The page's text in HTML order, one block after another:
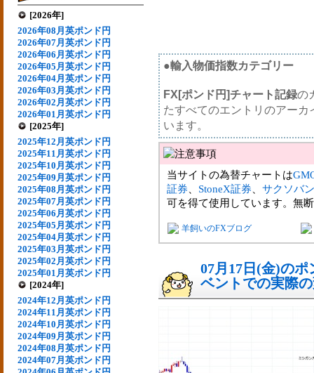
[2026年]
2026年08月英ポンド円
2026年07月英ポンド円
2026年06月英ポンド円
2026年05月英ポンド円
2026年04月英ポンド円
2026年03月英ポンド円
2026年02月英ポンド円
2026年01月英ポンド円
[2025年]
2025年12月英ポンド円
2025年11月英ポンド円
2025年10月英ポンド円
2025年09月英ポンド円
2025年08月英ポンド円
2025年07月英ポンド円
2025年06月英ポンド円
2025年05月英ポンド円
2025年04月英ポンド円
2025年03月英ポンド円
2025年02月英ポンド円
2025年01月英ポンド円
[2024年]
2024年12月英ポンド円
2024年11月英ポンド円
2024年10月英ポンド円
2024年09月英ポンド円
2024年08月英ポンド円
2024年07月英ポンド円
●輸入物価指数カテゴリー
FX[ポンド円]チャート記録の
たすべてのエントリのアー
います。
当サイトの為替チャートは
証券
StoneX証券
サクソバ
可を得て使用しています。無
羊飼いのFXブログ
07月17日(金)の
ベントでの実際